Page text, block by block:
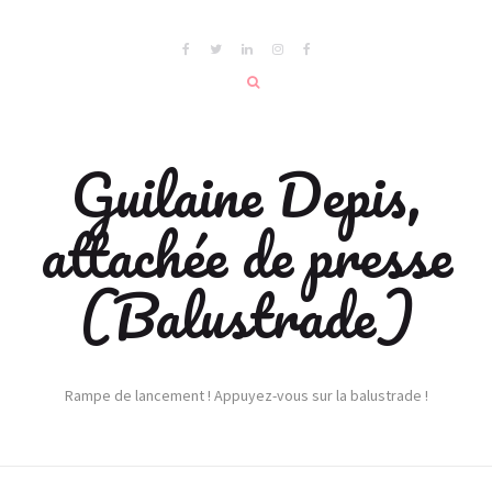
Guilaine Depis,
attachée de presse
(Balustrade)
Rampe de lancement ! Appuyez-vous sur la balustrade !